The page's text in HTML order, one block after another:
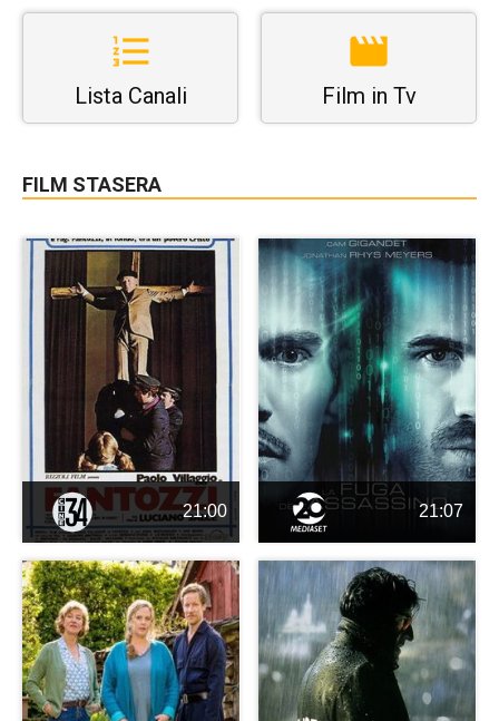
Lista Canali Film in Tv
FILM STASERA
21:00 21:07